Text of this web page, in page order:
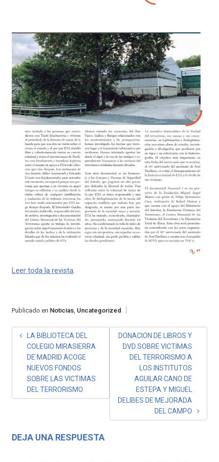
Leer toda la revista.
Publicado en Noticias, Uncategorized
NAVEGACIÓN
ENTRADAS
LA BIBLIOTECA DEL
COLEGIO MIRASIERRA
DE MADRID ACOGE
NUEVOS FONDOS
SOBRE LAS VICTIMAS
DEL TERRORISMO
DONACION DE LIBROS Y
DVD SOBRE VICTIMAS
DEL TERRORISMO A
LOS INSTITUTOS
AGUILAR CANO DE
ESTEPA Y MIGUEL
DELIBES DE MEJORADA
DEL CAMPO
DEJA UNA RESPUESTA